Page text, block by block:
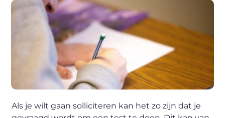
Als je wilt gaan solliciteren kan het zo zijn dat je